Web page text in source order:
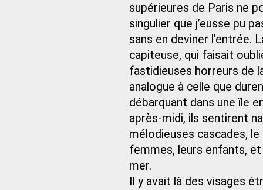
supérieures de Paris ne
singulier que j’eusse pu
sans en deviner l’entrée.
capiteuse, qui faisait
fastidieuses horreurs de
analogue à celle que
débarquant dans une île
après-midi, ils sentirent
mélodieuses cascades,
femmes, leurs enfants,
mer.
Il y avait là des visages